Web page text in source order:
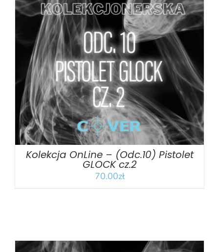
DODAJ DO KOSZYKA SZCZEGÓŁY
Kolekcja OnLine – (Odc.10) Pistolet
GLOCK cz.2
70.00zł